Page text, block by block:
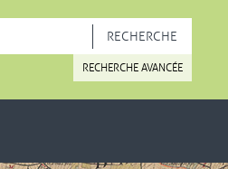
RECHERCHE AVANCÉE